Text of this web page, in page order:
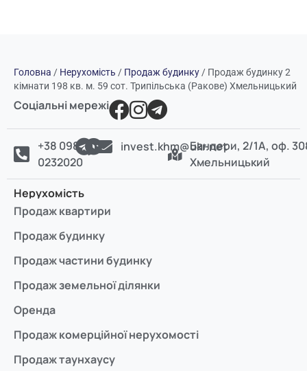
Головна / Нерухомість / Продаж будинку/ Продаж будинку 2
кімнати 198 кв. м. 59 сот. Трипільська (Ракове) Хмельницький
Соціальні мережі
+38 098
0232020
invest.khm@ukr.netБандери, 2/1А, оф.
Хмельницький
Нерухомість
Продаж квартири
Продаж будинку
Продаж частини будинку
Продаж земельної ділянки
Оренда
Продаж комерційної нерухомості
Продаж таунхаусу